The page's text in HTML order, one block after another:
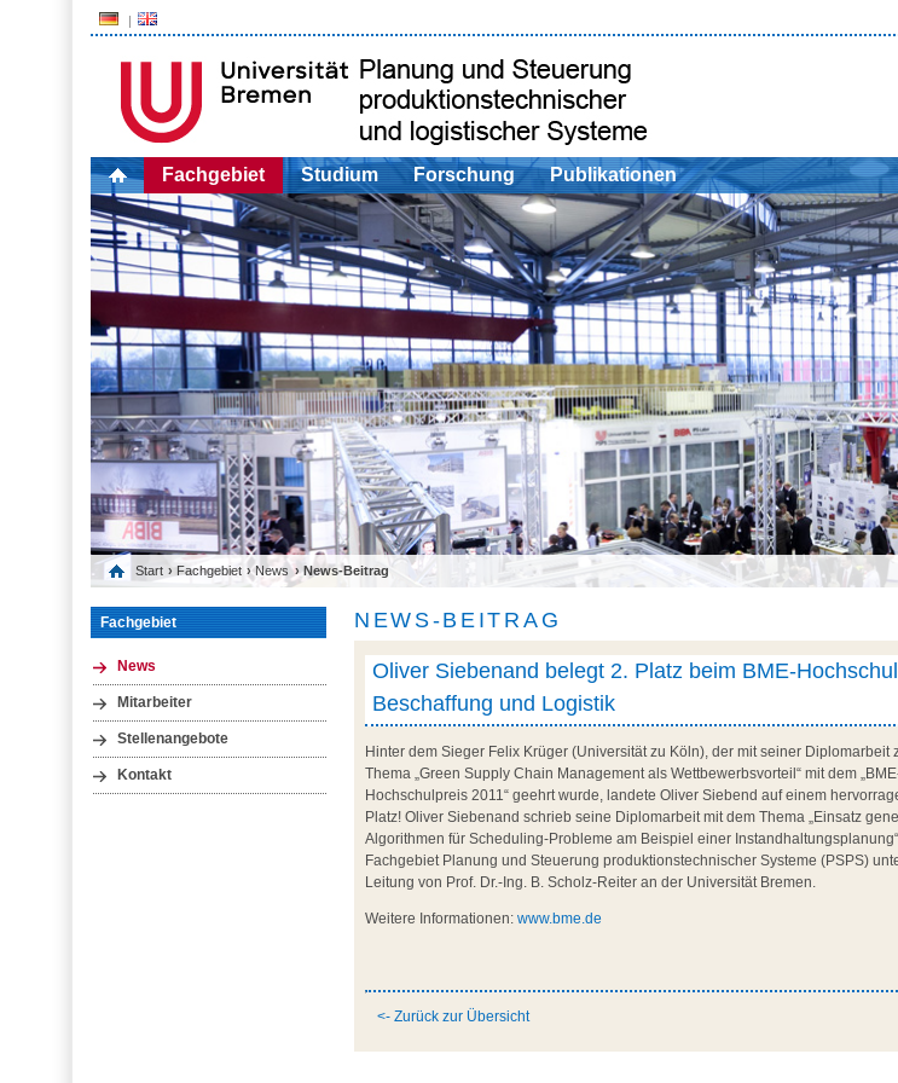
Fachgebiet Studium Forschung Publikationen
Start › Fachgebiet ›News › News-Beitrag
Fachgebiet
News
Mitarbeiter
Stellenangebote
Kontakt
NEWS-BEITRAG
Oliver Siebenand belegt 2. Platz beim BME-
Beschaffung und Logistik
Hinter dem Sieger Felix Krüger (Universität zu Köln), der mit seiner Diplomarbeit
Thema „Green Supply Chain Management als Wettbewerbsvorteil“ mit dem
Hochschulpreis 2011“ geehrt wurde, landete Oliver Siebend auf einem
Platz! Oliver Siebenand schrieb seine Diplomarbeit mit dem Thema „Einsatz
Algorithmen für Scheduling-Probleme am Beispiel einer
Fachgebiet Planung und Steuerung produktionstechnischer Systeme (PSPS)
Leitung von Prof. Dr.-Ing. B. Scholz-Reiter an der Universität Bremen.
Weitere Informationen:www.bme.de
<- Zurück zur Übersicht